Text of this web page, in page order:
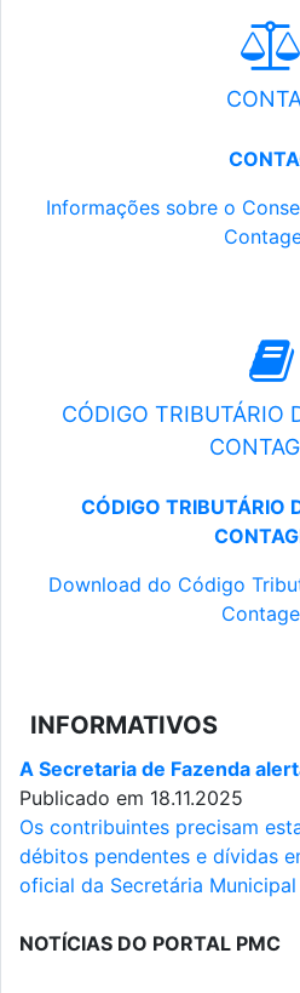
Informações sobre o
CÓDIGO TRIBUTÁRIO
CÓDIGO TRIBUTÁRIO
Download do Código
INFORMATIVOS
A Secretaria de Fazenda
Publicado em 18.11.2025
Os contribuintes precisam
débitos pendentes e dívidas
oficial da Secretária Municipal
NOTÍCIAS DO PORTAL PMC